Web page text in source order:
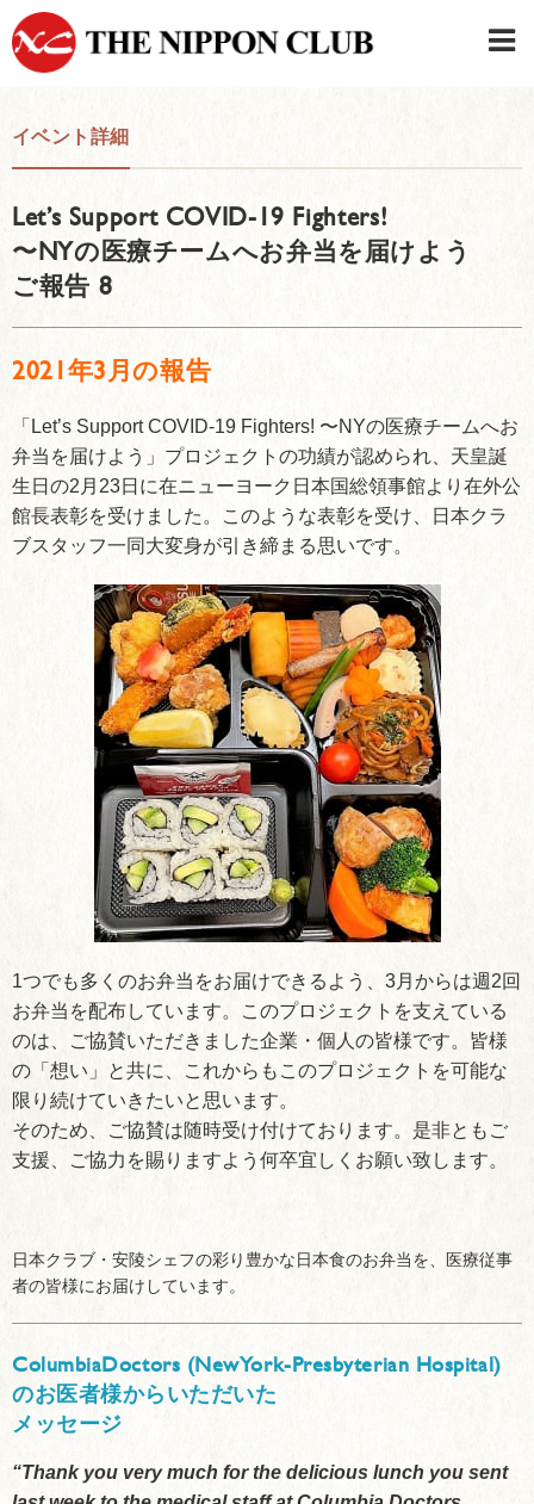
イベント詳細
Let’s Support COVID-19 Fighters!
〜NYの医療チームへお弁当を届けよう
ご報告 8
2021年3月の報告
「Let’s Support COVID-19 Fighters! 〜NYの医療チームへお
弁当を届けよう」プロジェクトの功績が認められ、天皇誕
生日の2月23日に在ニューヨーク日本国総領事館より在外公
館長表彰を受けました。このような表彰を受け、日本クラ
ブスタッフ一同大変身が引き締まる思いです。
1つでも多くのお弁当をお届けできるよう、3月からは週2回
お弁当を配布しています。このプロジェクトを支えている
のは、ご協賛いただきました企業・個人の皆様です。皆様
の「想い」と共に、これからもこのプロジェクトを可能な
限り続けていきたいと思います。
そのため、ご協賛は随時受け付けております。是非ともご
支援、ご協力を賜りますよう何卒宜しくお願い致します。
日本クラブ・安陵シェフの彩り豊かな日本食のお弁当を、医療従事
者の皆様にお届けしています。
ColumbiaDoctors (NewYork-Presbyterian Hospital)
のお医者様からいただいた
メッセージ
“Thank you very much for the delicious lunch you sent
日本クラブメンバーログイン
連絡先・駐車場
はじめてご利用の方はこちら